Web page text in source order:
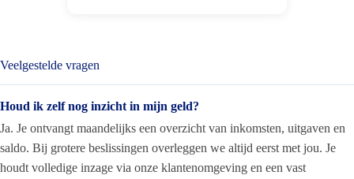
Veelgestelde vragen
Houd ik zelf nog inzicht in mijn geld?
Ja. Je ontvangt maandelijks een overzicht van inkomsten, uitgaven en
saldo. Bij grotere beslissingen overleggen we altijd eerst met jou. Je
houdt volledige inzage via onze klantenomgeving en een vast